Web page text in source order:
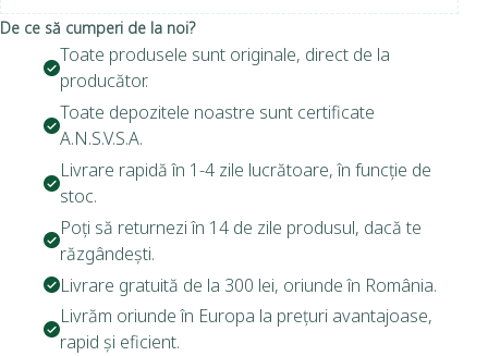
De ce să cumperi de la noi?
Toate produsele sunt originale, direct de la
producător.
Toate depozitele noastre sunt certificate
A.N.S.V.S.A.
Livrare rapidă în 1-4 zile lucrătoare, în funcție de
stoc.
Poți să returnezi în 14 de zile produsul, dacă te
răzgândești.
Livrare gratuită de la 300 lei, oriunde în România.
Livrăm oriunde în Europa la prețuri avantajoase,
rapid și eficient.